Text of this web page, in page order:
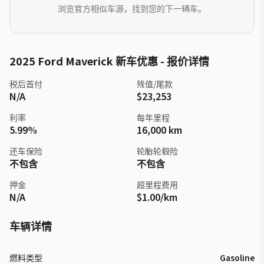
浏览官方相似车源，找到您的下一辆车。
2025 Ford Maverick 新车优惠 - 报价详情
税后首付
N/A
残值/尾款
$23,253
利率
5.99%
每年里程
16,000 km
还车保险
不包含
轮胎轮毂险
不包含
押金
N/A
超里程费用
$1.00/km
车辆详情
燃料类型 Gasoline